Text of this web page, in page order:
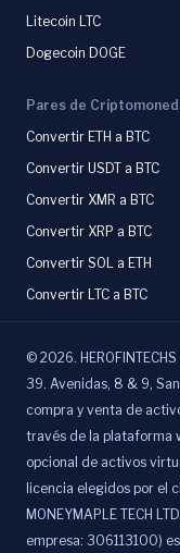
Litecoin LTC
Dogecoin DOGE
Pares de
Convertir ETH a BTC
Convertir USDT a BTC
Convertir XMR a BTC
Convertir XRP a BTC
Convertir SOL a ETH
Convertir LTC a BTC
© 2026.
39. Avenidas, 8 & 9, San
compra y venta de
través de la plataforma
opcional de activos
licencia elegidos por el
MONEYMAPLE TECH
empresa: 306113100)